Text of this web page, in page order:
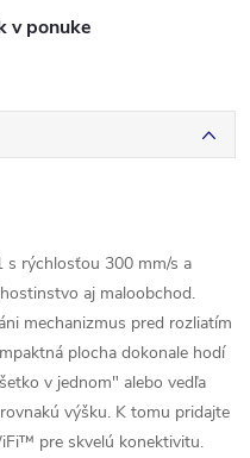
v ponuke
s rýchlosťou 300 mm/s a
aj maloobchod.
mechanizmus pred rozliatím
plocha dokonale hodí
v jednom" alebo vedľa
výšku. K tomu pridajte
pre skvelú konektivitu.